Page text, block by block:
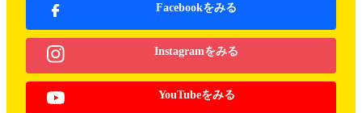
Facebookをみる
Instagramをみる
YouTubeをみる